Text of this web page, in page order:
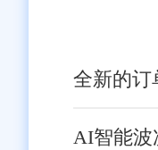
全新的订
AI智能波